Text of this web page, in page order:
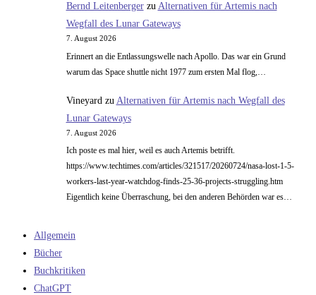
Bernd Leitenbergerzu Alternativen für Artemis nach
Wegfall des Lunar Gateways
7. August 2026
Erinnert an die Entlassungswelle nach Apollo. Das war ein Grund
warum das Space shuttle nicht 1977 zum ersten Mal flog,…
Vineyard zu Alternativen für Artemis nach Wegfall des
Lunar Gateways
7. August 2026
Ich poste es mal hier, weil es auch Artemis betrifft.
https://www.techtimes.com/articles/321517/20260724/nasa-lost-1-5-
workers-last-year-watchdog-finds-25-36-projects-struggling.htm
Eigentlich keine Überraschung, bei den anderen Behörden war es…
Allgemein
Bücher
Buchkritiken
ChatGPT